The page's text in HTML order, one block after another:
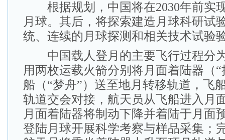
根据规划，中国将在2030年前实
月球。其后，将探索建造月球科研试
统、连续的月球探测和相关技术试验
中国载人登月的主要飞行过程分
用两枚运载火箭分别将月面着陆器（
船（“梦舟”）送至地月转移轨道，飞
轨道交会对接，航天员从飞船进入月
月面着陆器将制动下降并着陆于月面
登陆月球开展科学考察与样品采集；